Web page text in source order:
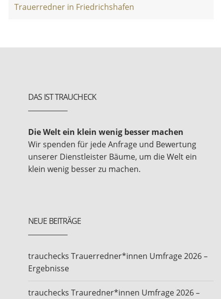
Trauerredner in Friedrichshafen
DAS IST TRAUCHECK
Die Welt ein klein wenig besser machen
Wir spenden für jede Anfrage und Bewertung
unserer Dienstleister Bäume, um die Welt ein
klein wenig besser zu machen.
NEUE BEITRÄGE
trauchecks Trauerredner*innen Umfrage 2026 –
Ergebnisse
trauchecks Trauredner*innen Umfrage 2026 –